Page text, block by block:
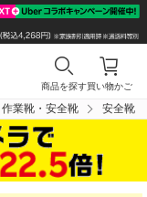
買い物かご
商品を探す
作業靴・安全靴 安全靴